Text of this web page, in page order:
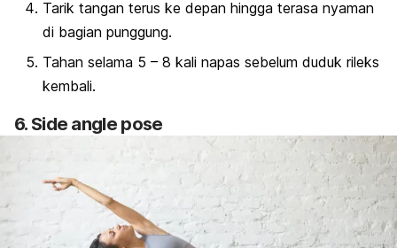
Tarik tangan terus ke depan hingga terasa nyaman
di bagian punggung.
Tahan selama 5 – 8 kali napas sebelum duduk rileks
kembali.
6. Side angle pose